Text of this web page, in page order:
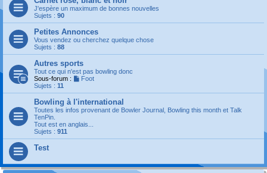
J'espère un maximum de bonnes nouvelles
Sujets : 90
Petites Annonces
Vous vendez ou cherchez quelque chose
Sujets : 88
Autres sports
Tout ce qui n'est pas bowling donc
Sous-forum :
Foot
Sujets : 11
Bowling à l'international
Toutes les infos provenant de Bowler Journal, Bowling this month et Talk
TenPin.
Tout est en anglais...
Sujets : 911
Test